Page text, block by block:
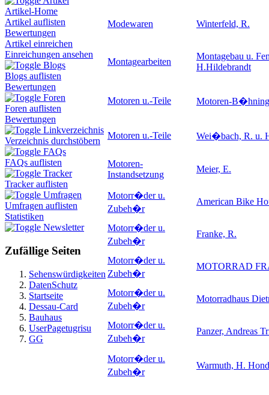
Artikel-Home
Artikel auflisten
Bewertungen
Artikel einreichen
Einreichungen ansehen
Blogs
Blogs auflisten
Bewertungen
Foren
Foren auflisten
Bewertungen
Linkverzeichnis
Verzeichnis durchstöbern
FAQs
FAQs auflisten
Tracker
Tracker auflisten
Umfragen
Umfragen auflisten
Statistiken
Newsletter
Zufällige Seiten
Sehenswürdigkeiten
DatenSchutz
Startseite
Dessau-Card
Bauhaus
UserPagetugrisu
GG
Modewaren Winterfeld, R.
Montagearbeiten
Montagebau u.
H.Hildebrandt
Motoren u.-Teile Motoren-B�hning
Motoren u.-Teile Wei�bach, R. u.
Motoren-
Instandsetzung
Meier, E.
Motorr�der u.
Zubeh�r
American Bike
Motorr�der u.
Zubeh�r
Franke, R.
Motorr�der u.
Zubeh�r
MOTORRAD
Motorr�der u.
Zubeh�r
Motorradhaus
Motorr�der u.
Zubeh�r
Panzer, Andreas
Motorr�der u.
Zubeh�r
Warmuth, H.